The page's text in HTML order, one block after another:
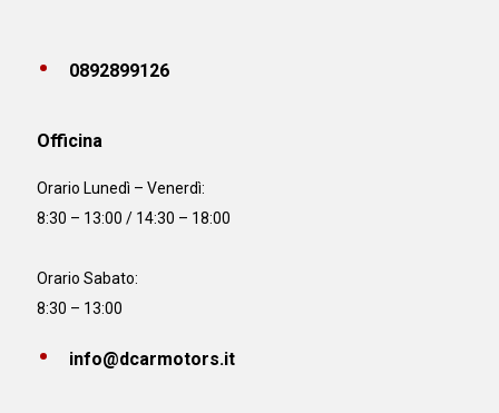
0892899126
Officina
Orario Lunedì – Venerdì:
8:30 – 13:00 / 14:30 – 18:00
Orario Sabato:
8:30 – 13:00
info@dcarmotors.it